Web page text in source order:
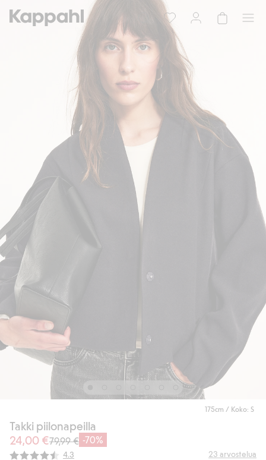
175cm / Koko: S
Takki piilonapeilla
24,00 €79,99 € -70%
Keskimääräinen luokitus:
4.3 23 arvostelua